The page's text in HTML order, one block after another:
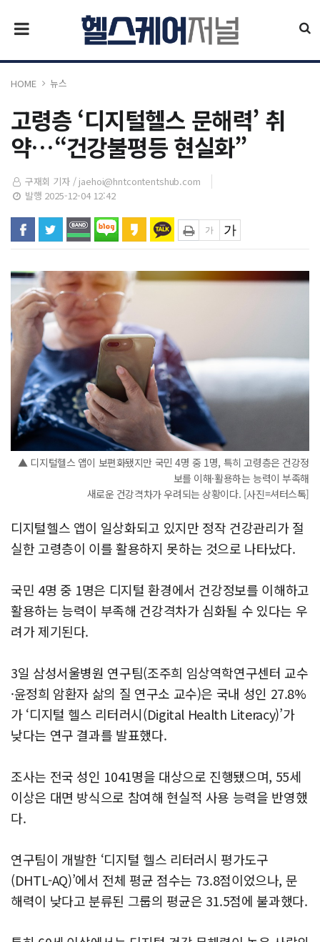
HOME 뉴스
고령층 ‘디지털헬스 문해력’ 취
약…“건강불평등 현실화”
구재회 기자 / jaehoi@hntcontentshub.com
발행 2025-12-04 12:42
▲ 디지털헬스 앱이 보편화됐지만 국민 4명 중 1명, 특히 고령층은 건강정
보를 이해·활용하는 능력이 부족해
새로운 건강격차가 우려되는 상황이다. [사진=셔터스톡]
디지털헬스 앱이 일상화되고 있지만 정작 건강관리가 절
실한 고령층이 이를 활용하지 못하는 것으로 나타났다.
국민 4명 중 1명은 디지털 환경에서 건강정보를 이해하고
활용하는 능력이 부족해 건강격차가 심화될 수 있다는 우
려가 제기된다.
3일 삼성서울병원 연구팀(조주희 임상역학연구센터 교수
·윤정희 암환자 삶의 질 연구소 교수)은 국내 성인 27.8%
가 ‘디지털 헬스 리터러시(Digital Health Literacy)’가
낮다는 연구 결과를 발표했다.
조사는 전국 성인 1041명을 대상으로 진행됐으며, 55세
이상은 대면 방식으로 참여해 현실적 사용 능력을 반영했
다.
연구팀이 개발한 ‘디지털 헬스 리터러시 평가도구
(DHTL-AQ)’에서 전체 평균 점수는 73.8점이었으나, 문
해력이 낮다고 분류된 그룹의 평균은 31.5점에 불과했다.